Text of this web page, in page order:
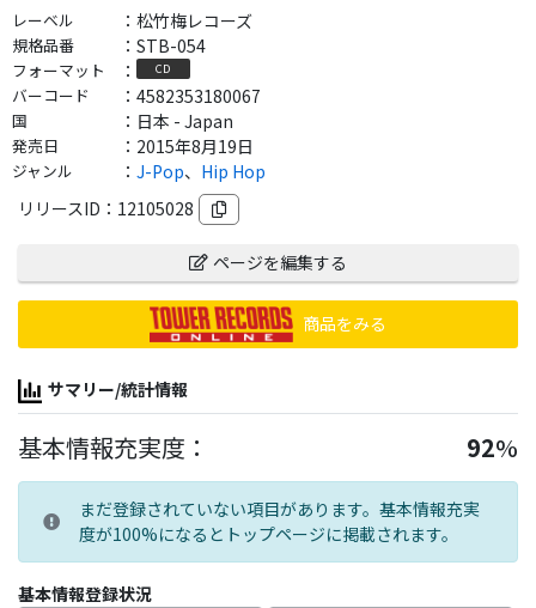
レーベル ： 松竹梅レコーズ
規格品番 ： STB-054
フォーマット ： CD
バーコード ： 4582353180067
国 ： 日本 - Japan
発売日 ： 2015年8月19日
ジャンル ： J-Pop、 Hip Hop
リリースID： 12105028
ページを編集する
商品をみる
サマリー/統計情報
基本情報充実度： 92%
まだ登録されていない項目があります。基本情報充実
度が100%になるとトップページに掲載されます。
基本情報登録状況